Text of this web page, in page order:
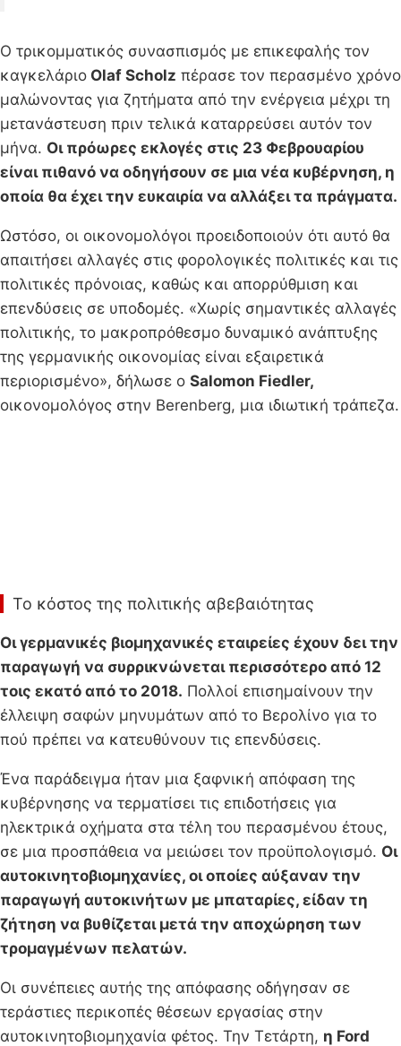
Ο τρικομματικός συνασπισμός με επικεφαλής τον
καγκελάριο Olaf Scholz πέρασε τον περασμένο χρόνο
μαλώνοντας για ζητήματα από την ενέργεια μέχρι τη
μετανάστευση πριν τελικά καταρρεύσει αυτόν τον
μήνα. Οι πρόωρες εκλογές στις 23 Φεβρουαρίου
είναι πιθανό να οδηγήσουν σε μια νέα κυβέρνηση, η
οποία θα έχει την ευκαιρία να αλλάξει τα πράγματα.
Ωστόσο, οι οικονομολόγοι προειδοποιούν ότι αυτό θα
απαιτήσει αλλαγές στις φορολογικές πολιτικές και τις
πολιτικές πρόνοιας, καθώς και απορρύθμιση και
επενδύσεις σε υποδομές. «Χωρίς σημαντικές αλλαγές
πολιτικής, το μακροπρόθεσμο δυναμικό ανάπτυξης
της γερμανικής οικονομίας είναι εξαιρετικά
περιορισμένο», δήλωσε ο Salomon Fiedler,
οικονομολόγος στην Berenberg, μια ιδιωτική τράπεζα.
Το κόστος της πολιτικής αβεβαιότητας
Οι γερμανικές βιομηχανικές εταιρείες έχουν δει την
παραγωγή να συρρικνώνεται περισσότερο από 12
τοις εκατό από το 2018. Πολλοί επισημαίνουν την
έλλειψη σαφών μηνυμάτων από το Βερολίνο για το
πού πρέπει να κατευθύνουν τις επενδύσεις.
Ένα παράδειγμα ήταν μια ξαφνική απόφαση της
κυβέρνησης να τερματίσει τις επιδοτήσεις για
ηλεκτρικά οχήματα στα τέλη του περασμένου έτους,
σε μια προσπάθεια να μειώσει τον προϋπολογισμό. Οι
αυτοκινητοβιομηχανίες, οι οποίες αύξαναν την
παραγωγή αυτοκινήτων με μπαταρίες, είδαν τη
ζήτηση να βυθίζεται μετά την αποχώρηση των
τρομαγμένων πελατών.
Οι συνέπειες αυτής της απόφασης οδήγησαν σε
τεράστιες περικοπές θέσεων εργασίας στην
αυτοκινητοβιομηχανία φέτος. Την Τετάρτη, η Ford